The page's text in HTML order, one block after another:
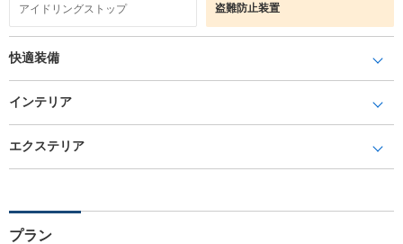
アイドリングストップ 盗難防止装置
快適装備
インテリア
エクステリア
プラン